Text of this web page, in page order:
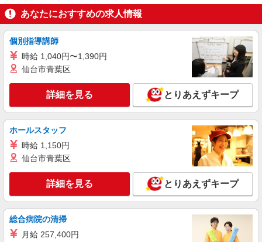
アルバイト パート
株式会社バイトレ（ADM817159）
未経験9割！説明通りにやるだけのシンプル軽
時給1212円（就業先により異なる）
詳細を見る
アルバイト パート
株式会社バイトレ（ADM816441）
手のひらサイズ中心◎数える・詰めるだけの超
時給1272円（就業先により異なる）
群馬県前橋市
キープ 詳細を見る
あなたにおすすめの求人情報
個別指導講師
時給 1,040円〜1,390円
仙台市青葉区
詳細を見る とりあえずキープ
ホールスタッフ
時給 1,150円
仙台市青葉区
詳細を見る とりあえずキープ
総合病院の清掃
月給 257,400円